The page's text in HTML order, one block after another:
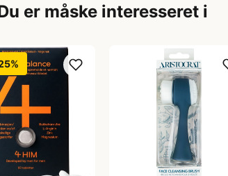
er måske interesseret i